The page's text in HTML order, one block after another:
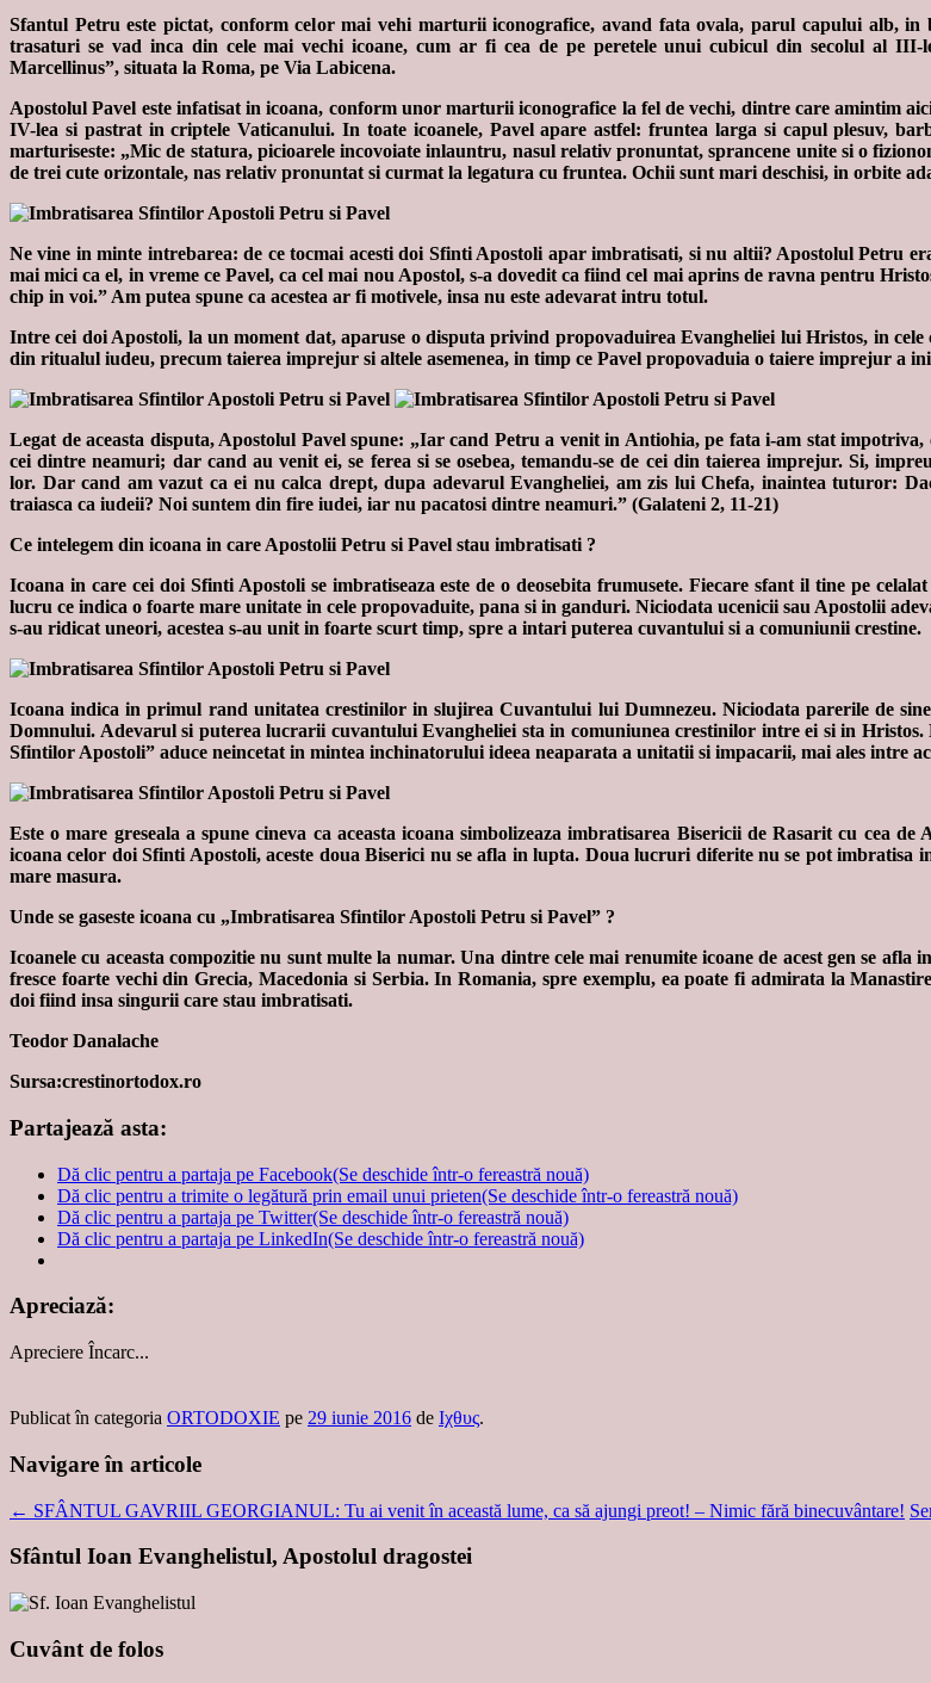
Sfantul Petru este pictat, conform celor mai vehi marturii iconografice, avand fata ovala, parul capului alb,
trasaturi se vad inca din cele mai vechi icoane, cum ar fi cea de pe peretele unui cubicul din secolul al
Marcellinus”, situata la Roma, pe Via Labicena.
Apostolul Pavel este infatisat in icoana, conform unor marturii iconografice la fel de vechi, dintre care amintim
IV-lea si pastrat in criptele Vaticanului. In toate icoanele, Pavel apare astfel: fruntea larga si capul plesuv,
marturiseste: „Mic de statura, picioarele incovoiate inlauntru, nasul relativ pronuntat, sprancene unite si o
de trei cute orizontale, nas relativ pronuntat si curmat la legatura cu fruntea. Ochii sunt mari deschisi, in orbite
Ne vine in minte intrebarea: de ce tocmai acesti doi Sfinti Apostoli apar imbratisati, si nu altii? Apostolul Petru
mai mici ca el, in vreme ce Pavel, ca cel mai nou Apostol, s-a dovedit ca fiind cel mai aprins de ravna pentru
chip in voi.” Am putea spune ca acestea ar fi motivele, insa nu este adevarat intru totul.
Intre cei doi Apostoli, la un moment dat, aparuse o disputa privind propovaduirea Evangheliei lui Hristos, in
din ritualul iudeu, precum taierea imprejur si altele asemenea, in timp ce Pavel propovaduia o taiere imprejur a
Legat de aceasta disputa, Apostolul Pavel spune: „Iar cand Petru a venit in Antiohia, pe fata i-am stat
cei dintre neamuri; dar cand au venit ei, se ferea si se osebea, temandu-se de cei din taierea imprejur. Si,
lor. Dar cand am vazut ca ei nu calca drept, dupa adevarul Evangheliei, am zis lui Chefa, inaintea tuturor:
traiasca ca iudeii? Noi suntem din fire iudei, iar nu pacatosi dintre neamuri.” (Galateni 2, 11-21)
Ce intelegem din icoana in care Apostolii Petru si Pavel stau imbratisati ?
Icoana in care cei doi Sfinti Apostoli se imbratiseaza este de o deosebita frumusete. Fiecare sfant il tine pe
lucru ce indica o foarte mare unitate in cele propovaduite, pana si in ganduri. Niciodata ucenicii sau Apostolii
s-au ridicat uneori, acestea s-au unit in foarte scurt timp, spre a intari puterea cuvantului si a comuniunii crestine.
Icoana indica in primul rand unitatea crestinilor in slujirea Cuvantului lui Dumnezeu. Niciodata parerile de
Domnului. Adevarul si puterea lucrarii cuvantului Evangheliei sta in comuniunea crestinilor intre ei si in
Sfintilor Apostoli” aduce neincetat in mintea inchinatorului ideea neaparata a unitatii si impacarii, mai ales intre
Este o mare greseala a spune cineva ca aceasta icoana simbolizeaza imbratisarea Bisericii de Rasarit cu cea
icoana celor doi Sfinti Apostoli, aceste doua Biserici nu se afla in lupta. Doua lucruri diferite nu se pot
mare masura.
Unde se gaseste icoana cu „Imbratisarea Sfintilor Apostoli Petru si Pavel” ?
Icoanele cu aceasta compozitie nu sunt multe la numar. Una dintre cele mai renumite icoane de acest gen se
fresce foarte vechi din Grecia, Macedonia si Serbia. In Romania, spre exemplu, ea poate fi admirata la
doi fiind insa singurii care stau imbratisati.
Teodor Danalache
Sursa:crestinortodox.ro
Partajează asta:
Dă clic pentru a partaja pe Facebook(Se deschide într-o fereastră nouă)
Dă clic pentru a trimite o legătură prin email unui prieten(Se deschide într-o fereastră nouă)
Dă clic pentru a partaja pe Twitter(Se deschide într-o fereastră nouă)
Dă clic pentru a partaja pe LinkedIn(Se deschide într-o fereastră nouă)
Apreciază:
Apreciere Încarc...
Publicat în categoria ORTODOXIE pe 29 iunie 2016 de Ιχθυς.
Navigare în articole
← SFÂNTUL GAVRIIL GEORGIANUL: Tu ai venit în această lume, ca să ajungi preot! – Nimic fără binecuvântare!
Sfântul Ioan Evanghelistul, Apostolul dragostei
Cuvânt de folos